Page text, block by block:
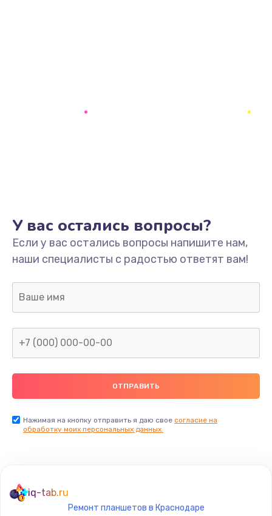
У вас остались вопросы?
Если у вас остались вопросы напишите нам,
наши специалисты с радостью ответят вам!
Нажимая на кнопку отправить я даю свое согласие на
обработку моих персональных данных.
iq-tab.ru
Ремонт планшетов в Краснодаре